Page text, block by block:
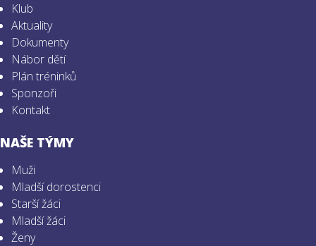
Klub
Aktuality
Dokumenty
Nábor dětí
Plán tréninků
Sponzoři
Kontakt
NAŠE TÝMY
Muži
Mladší dorostenci
Starší žáci
Mladší žáci
Ženy